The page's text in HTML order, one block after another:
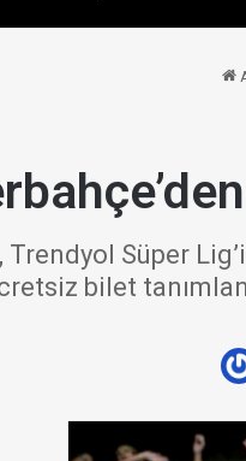
Trendyol Süper
bilet